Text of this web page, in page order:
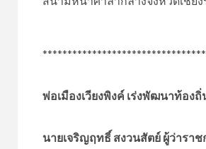
พ่อเมืองเวียงพิงค์ เร่งพัฒนาท้อ
นายเจริญฤทธิ์ สงวนสัตย์ ผู้ว่าราช